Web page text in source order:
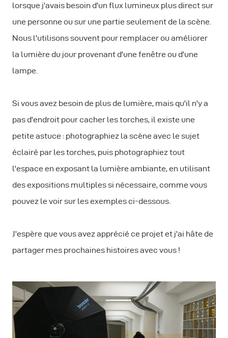
lorsque j'avais besoin d'un flux lumineux plus direct sur
une personne ou sur une partie seulement de la scène.
Nous l'utilisons souvent pour remplacer ou améliorer
la lumière du jour provenant d'une fenêtre ou d'une
lampe.
Si vous avez besoin de plus de lumière, mais qu'il n'y a
pas d'endroit pour cacher les torches, il existe une
petite astuce : photographiez la scène avec le sujet
éclairé par les torches, puis photographiez tout
l'espace en exposant la lumière ambiante, en utilisant
des expositions multiples si nécessaire, comme vous
pouvez le voir sur les exemples ci-dessous.
J'espère que vous avez apprécié ce projet et j'ai hâte de
partager mes prochaines histoires avec vous !